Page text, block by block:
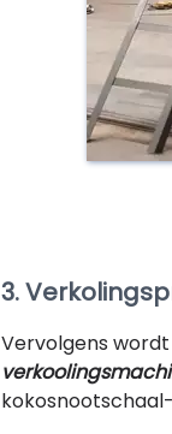
3.
Vervolgens